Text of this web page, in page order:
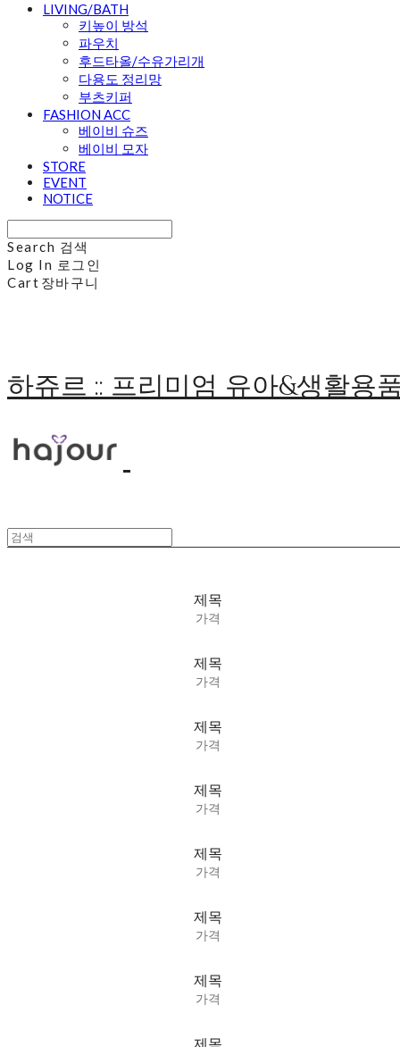
LIVING/BATH
키높이 방석
파우치
후드타올/수유가리개
다용도 정리망
부츠키퍼
FASHION ACC
베이비 슈즈
베이비 모자
STORE
EVENT
NOTICE
Search 검색
Log In 로그인
Cart 장바구니
하쥬르 :: 프리미엄 유아&생활용
제목
가격
제목
가격
제목
가격
제목
가격
제목
가격
제목
가격
제목
가격
제목